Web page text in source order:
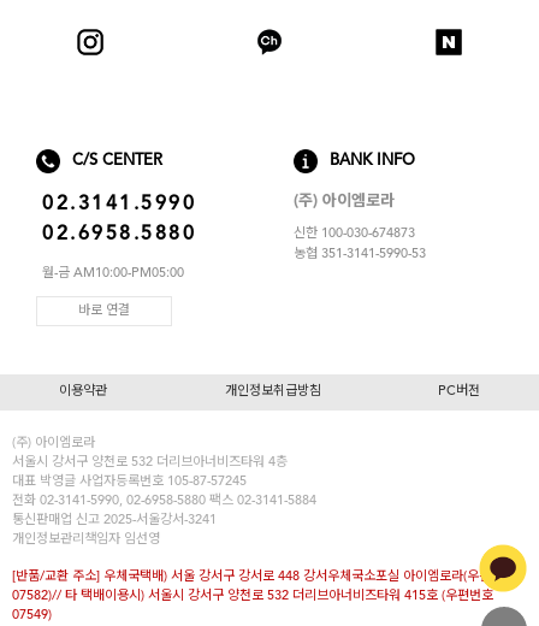
노와이어
르미스떼르
아니타스포츠
C/S CENTER
02.3141.5990
02.6958.5880
월-금 AM10:00-PM05:00
바로 연결
BANK INFO
(주) 아이엠로라
신한 100-030-674873
농협 351-3141-5990-53
이용약관 개인정보취급방침 PC버전
(주) 아이엠로라
서울시 강서구 양천로 532 더리브아너비즈타워 4층
대표 박영글 사업자등록번호 105-87-57245
전화 02-3141-5990, 02-6958-5880 팩스 02-3141-5884
통신판매업 신고 2025-서울강서-3241
개인정보관리책임자 임선영
[반품/교환 주소] 우체국택배) 서울 강서구 강서로 448 강서우체국소포실 아이엠로라(우편번호
07582)// 타 택배이용시) 서울시 강서구 양천로 532 더리브아너비즈타워 415호 (우편번호
07549)